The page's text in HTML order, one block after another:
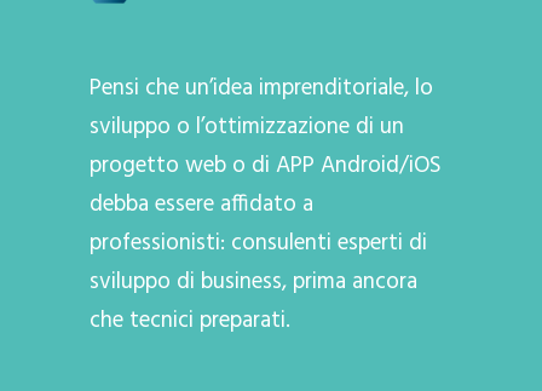
Pensi che un’idea imprenditoriale, lo
sviluppo o l’ottimizzazione di un
progetto web o di APP Android/iOS
debba essere affidato a
professionisti: consulenti esperti di
sviluppo di business, prima ancora
che tecnici preparati.